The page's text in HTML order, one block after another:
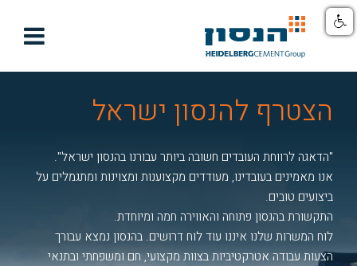

הצטרף להנסון ישראל
"הדאגה לרווחת העובדים חשובה ביותר עבורנו בהנסון ישראל".
אנו מאמינים בעובדינו, מעודדים מקצוענות ומצוינות ומתגמלים על
ביצועים טובים.
התקשורת בהנסון פתוחה והאווירה חמה ומיוחדת.
לוח המשרות שלנו איננו עוד לוח דרושים. בהנסון נמצא עבורך
הצעות עבודה אטרקטיביות בצוות מקצועי, חם ומשפחתי ובתנאי